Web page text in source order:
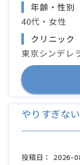
年齢・性別
40代・女性
クリニック
東京シンデレ
やりすぎな
投稿日： 2026-